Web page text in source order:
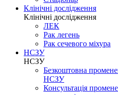
Клінічні дослідження
Клінічні дослідження
ЛЕК
Рак легень
Рак сечевого міхура
НСЗУ
НСЗУ
Безкоштовна
НСЗУ
Консультація